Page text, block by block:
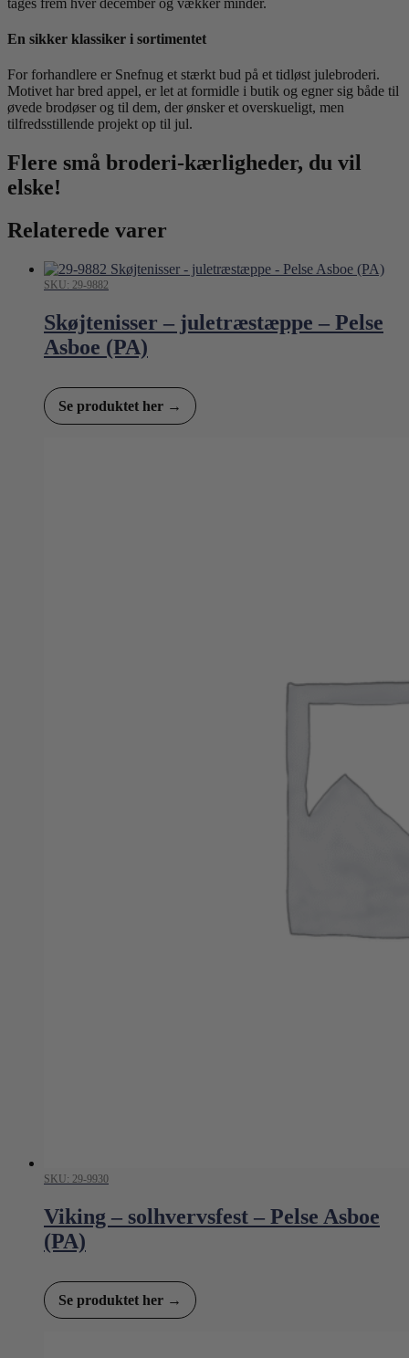
En sikker klassiker i sortimentet
For forhandlere er Snefnug et stærkt bud på et tidløst julebroderi.
Motivet har bred appel, er let at formidle i butik og egner sig både til
øvede brodøser og til dem, der ønsker et overskueligt, men
tilfredsstillende projekt op til jul.
Flere små broderi-kærligheder, du vil
elske!
Relaterede varer
SKU: 29-9882
Skøjtenisser – juletræstæppe – Pelse
Asboe (PA)
Se produktet her →
SKU: 29-9930
Viking – solhvervsfest – Pelse Asboe
(PA)
Se produktet her →